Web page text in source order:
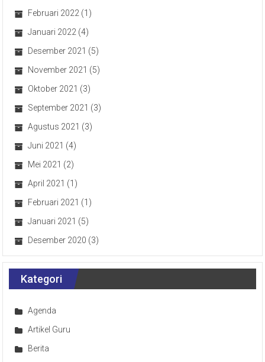
Februari 2022 (1)
Januari 2022 (4)
Desember 2021 (5)
November 2021 (5)
Oktober 2021 (3)
September 2021 (3)
Agustus 2021 (3)
Juni 2021 (4)
Mei 2021 (2)
April 2021 (1)
Februari 2021 (1)
Januari 2021 (5)
Desember 2020 (3)
Kategori
Agenda
Artikel Guru
Berita